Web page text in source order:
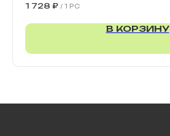
1 728 ₽ / 1 PC
В КОРЗИНУ